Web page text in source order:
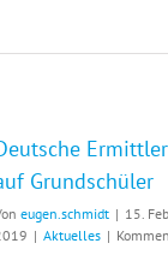
Grundschüler
eugen.schmidt | 15.
| Aktuelles |